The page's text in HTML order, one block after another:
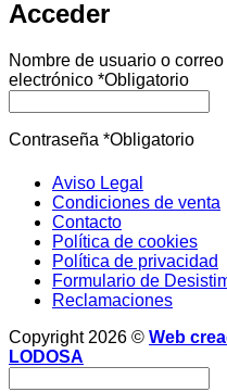
Aviso Legal
Condiciones de venta
Contacto
Política de cookies
Política de privacidad
Formulario de
Reclamaciones
Copyright 2026 © Web
LODOSA
Acceder
Nombre de usuario o correo
electrónico *Obligatorio
Contraseña *Obligatorio